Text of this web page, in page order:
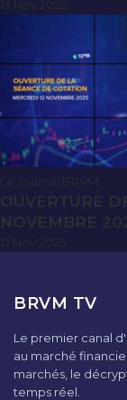
Le Journal BRVM
OUVERTURE
NOVEMBRE
BRVM TV
Le premier canal
au marché
marchés, le
temps réel.